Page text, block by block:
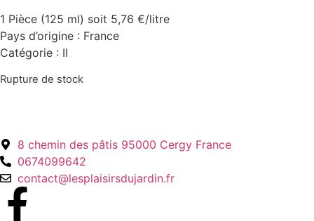
1 Pièce (125 ml) soit 5,76 €/litre
Pays d’origine : France
Catégorie : II
Rupture de stock
8 chemin des pâtis 95000 Cergy France
0674099642
contact@lesplaisirsdujardin.fr